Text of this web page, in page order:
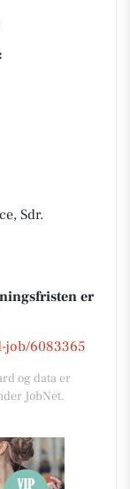
Sdr.
er
job/6083365
og data er
JobNet.